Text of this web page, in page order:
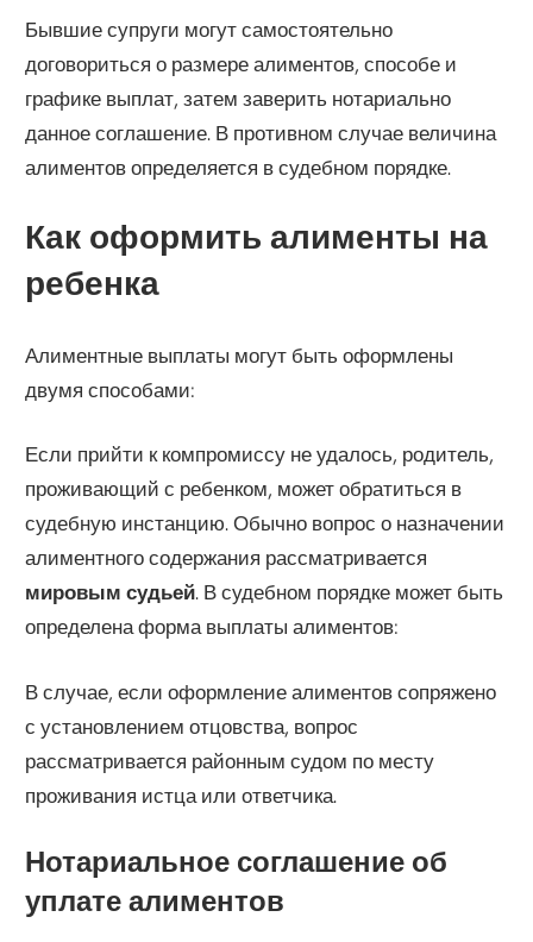
Бывшие супруги могут самостоятельно
договориться о размере алиментов, способе и
графике выплат, затем заверить нотариально
данное соглашение. В противном случае величина
алиментов определяется в судебном порядке.
Как оформить алименты на
ребенка
Алиментные выплаты могут быть оформлены
двумя способами:
Если прийти к компромиссу не удалось, родитель,
проживающий с ребенком, может обратиться в
судебную инстанцию. Обычно вопрос о назначении
алиментного содержания рассматривается
мировым судьей. В судебном порядке может быть
определена форма выплаты алиментов:
В случае, если оформление алиментов сопряжено
с установлением отцовства, вопрос
рассматривается районным судом по месту
проживания истца или ответчика.
Нотариальное соглашение об
уплате алиментов